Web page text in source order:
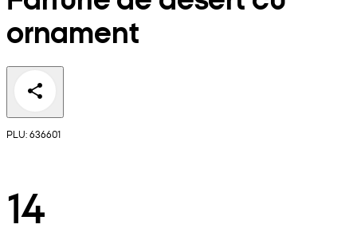
ornament
PLU: 636601
14